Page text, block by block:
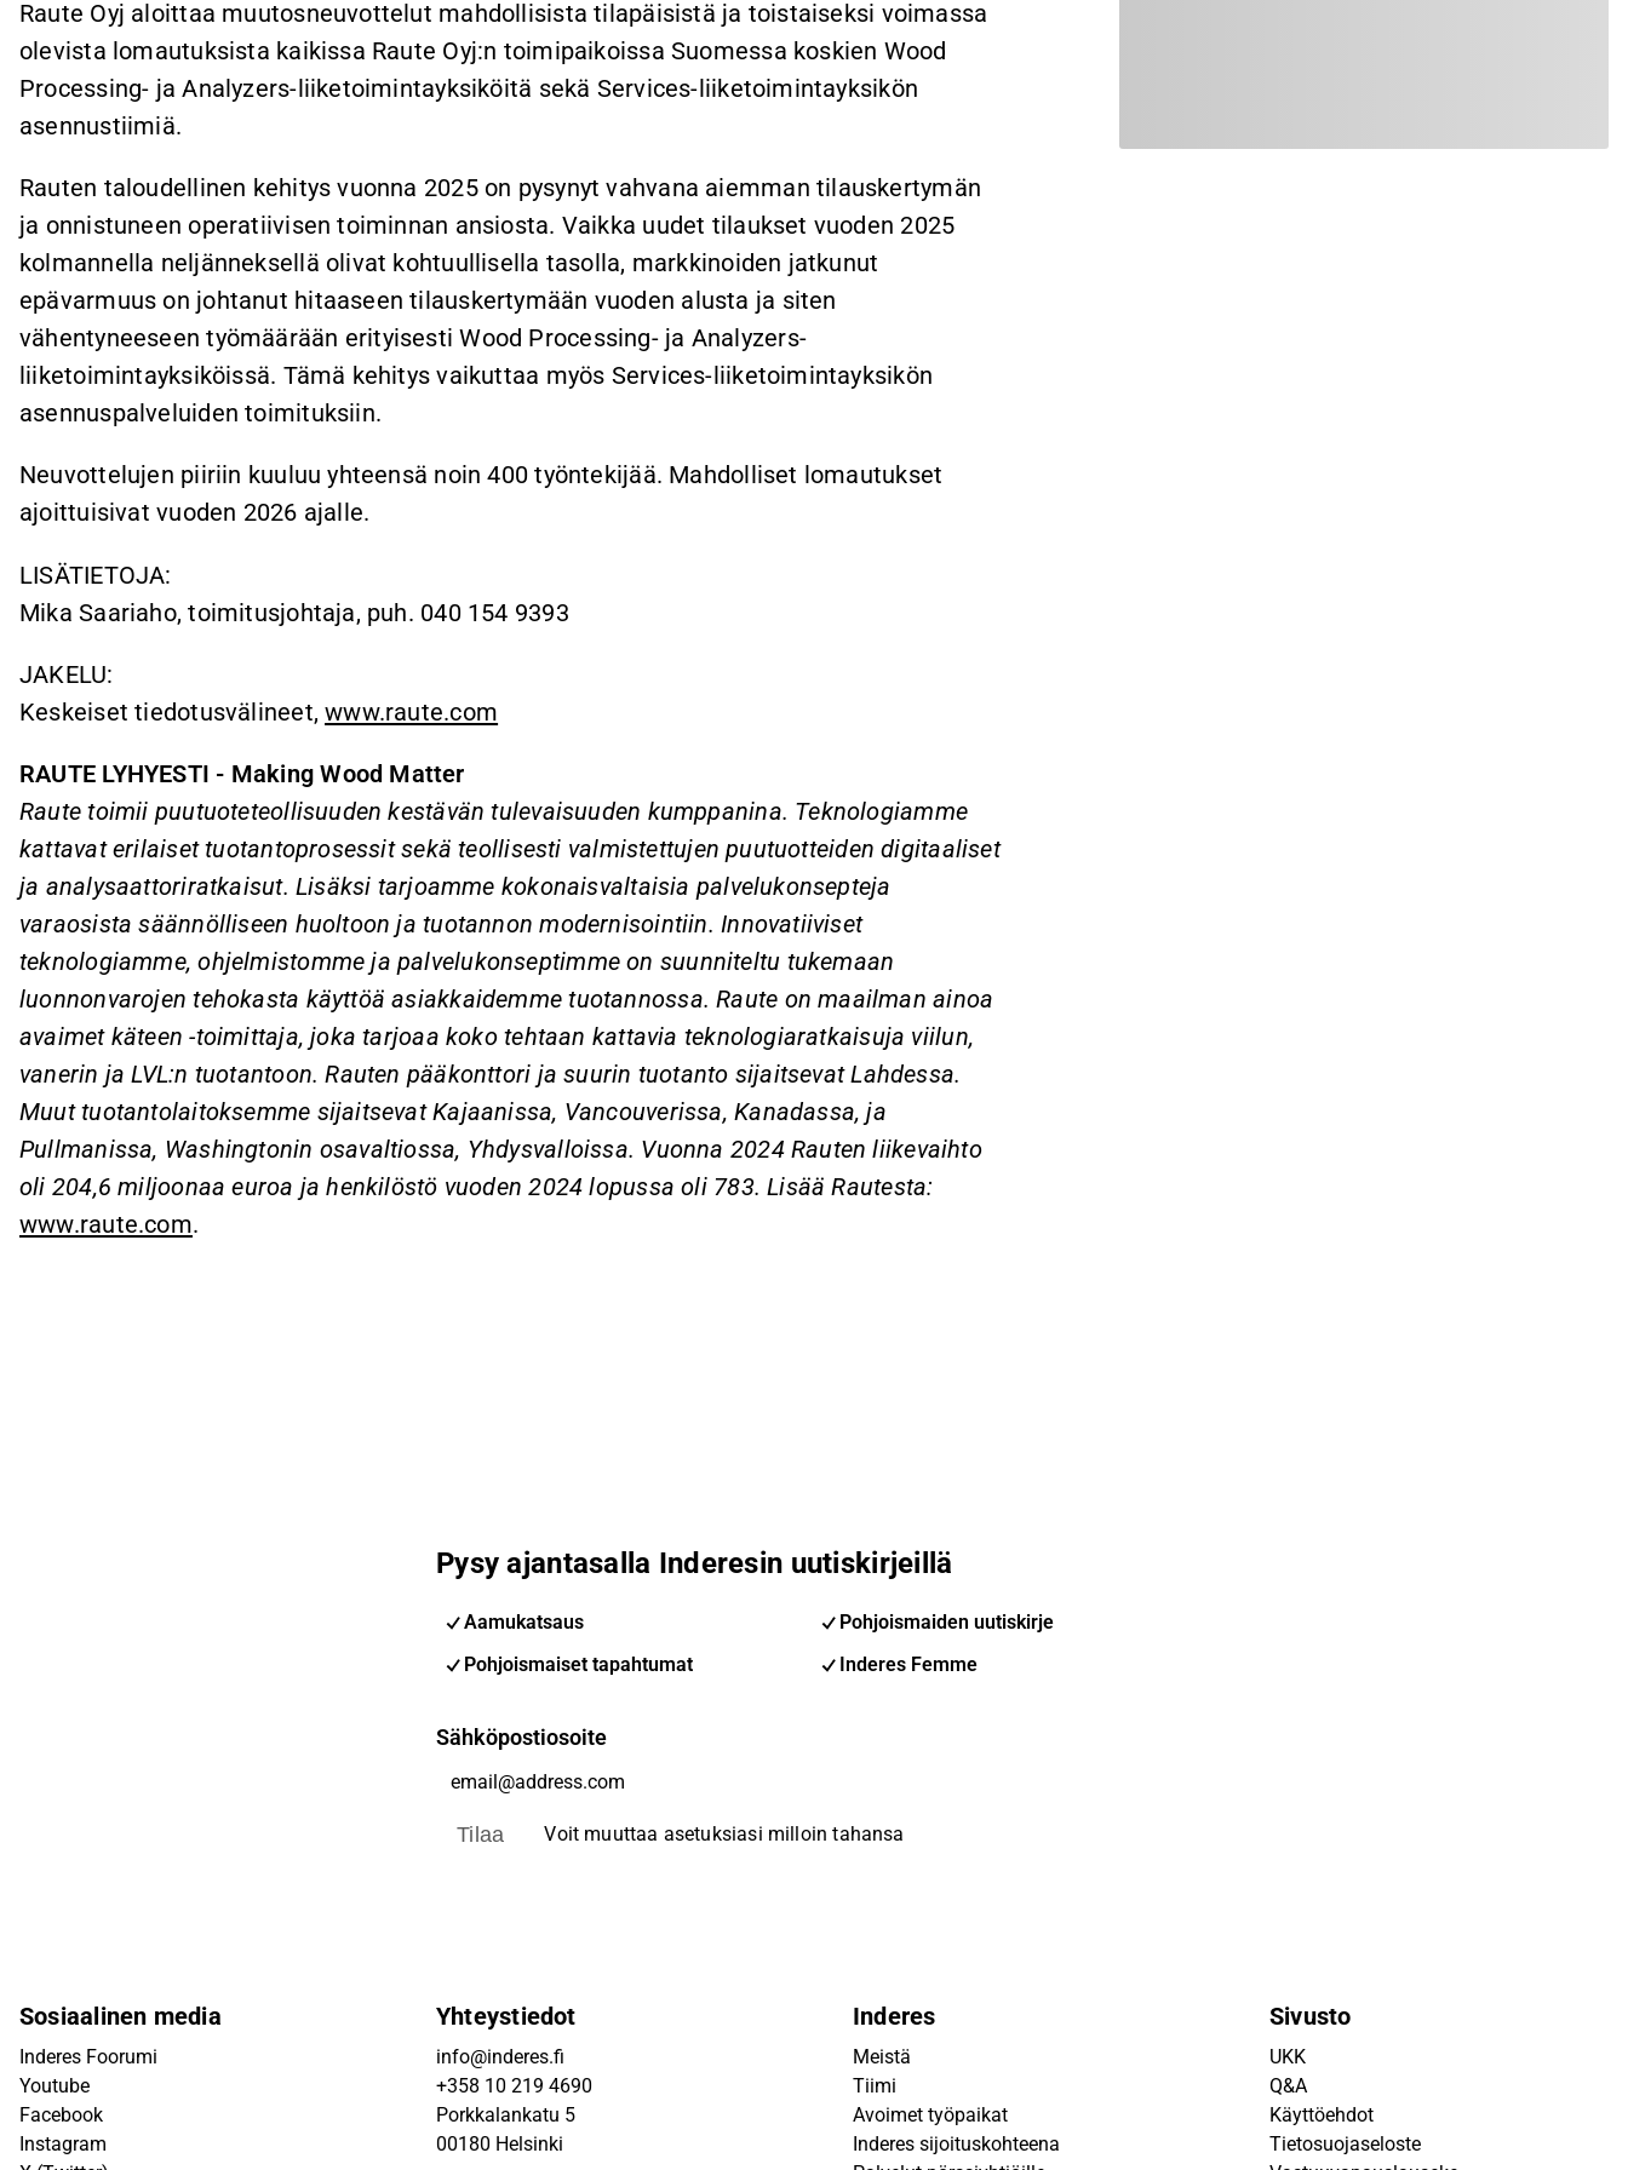
Raute Oyj aloittaa muutosneuvottelut mahdollisista tilapäisistä ja toistaiseksi voimassa
olevista lomautuksista kaikissa Raute Oyj:n toimipaikoissa Suomessa koskien Wood
Processing- ja Analyzers-liiketoimintayksiköitä sekä Services-liiketoimintayksikön
asennustiimiä.
Rauten taloudellinen kehitys vuonna 2025 on pysynyt vahvana aiemman tilauskertymän
ja onnistuneen operatiivisen toiminnan ansiosta. Vaikka uudet tilaukset vuoden 2025
kolmannella neljänneksellä olivat kohtuullisella tasolla, markkinoiden jatkunut
epävarmuus on johtanut hitaaseen tilauskertymään vuoden alusta ja siten
vähentyneeseen työmäärään erityisesti Wood Processing- ja Analyzers-
liiketoimintayksiköissä. Tämä kehitys vaikuttaa myös Services-liiketoimintayksikön
asennuspalveluiden toimituksiin.
Neuvottelujen piiriin kuuluu yhteensä noin 400 työntekijää. Mahdolliset lomautukset
ajoittuisivat vuoden 2026 ajalle.
LISÄTIETOJA:
Mika Saariaho, toimitusjohtaja, puh. 040 154 9393
JAKELU:
Keskeiset tiedotusvälineet,www.raute.com
RAUTE LYHYESTI - Making Wood Matter
Raute toimii puutuoteteollisuuden kestävän tulevaisuuden kumppanina. Teknologiamme
kattavat erilaiset tuotantoprosessit sekä teollisesti valmistettujen puutuotteiden digitaaliset
ja analysaattoriratkaisut. Lisäksi tarjoamme kokonaisvaltaisia palvelukonsepteja
varaosista säännölliseen huoltoon ja tuotannon modernisointiin. Innovatiiviset
teknologiamme, ohjelmistomme ja palvelukonseptimme on suunniteltu tukemaan
luonnonvarojen tehokasta käyttöä asiakkaidemme tuotannossa. Raute on maailman ainoa
avaimet käteen -toimittaja, joka tarjoaa koko tehtaan kattavia teknologiaratkaisuja viilun,
vanerin ja LVL:n tuotantoon. Rauten pääkonttori ja suurin tuotanto sijaitsevat Lahdessa.
Muut tuotantolaitoksemme sijaitsevat Kajaanissa, Vancouverissa, Kanadassa, ja
Pullmanissa, Washingtonin osavaltiossa, Yhdysvalloissa. Vuonna 2024 Rauten liikevaihto
oli 204,6 miljoonaa euroa ja henkilöstö vuoden 2024 lopussa oli 783. Lisää Rautesta:
www.raute.com.
Pysy ajantasalla Inderesin uutiskirjeillä
Aamukatsaus
Pohjoismaiden uutiskirje
Pohjoismaiset tapahtumat
Inderes Femme
Sähköpostiosoite
Tilaa Voit muuttaa asetuksiasi milloin tahansa
Sosiaalinen media
Inderes Foorumi
Youtube
Facebook
Instagram
Yhteystiedot
info@inderes.fi
+358 10 219 4690
Porkkalankatu 5
00180 Helsinki
Inderes
Meistä
Tiimi
Avoimet työpaikat
Inderes sijoituskohteena
Sivusto
UKK
Q&A
Käyttöehdot
Tietosuojaseloste